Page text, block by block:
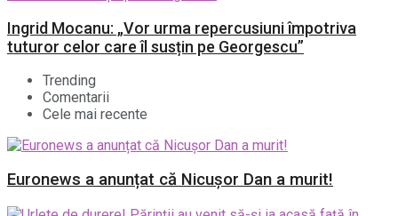
Ingrid Mocanu: „Vor urma repercusiuni împotriva
tuturor celor care îl susțin pe Georgescu”
Trending
Comentarii
Cele mai recente
Euronews a anunțat că Nicușor Dan a murit!